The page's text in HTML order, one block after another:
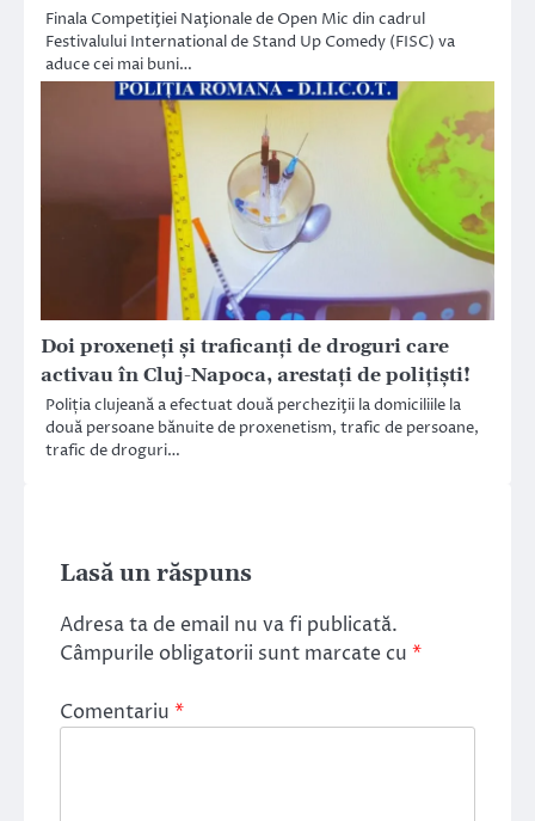
Finala Competiţiei Naţionale de Open Mic din cadrul
Festivalului International de Stand Up Comedy (FISC) va
aduce cei mai buni…
Doi proxeneți și traficanți de droguri care
activau în Cluj-Napoca, arestați de polițiști!
Poliția clujeană a efectuat două percheziţii la domiciliile la
două persoane bănuite de proxenetism, trafic de persoane,
trafic de droguri…
Lasă un răspuns
Adresa ta de email nu va fi publicată.
Câmpurile obligatorii sunt marcate cu *
Comentariu *